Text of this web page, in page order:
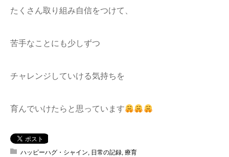
たくさん取り組み自信をつけて、
苦手なことにも少しずつ
チャレンジしていける気持ちを
育んでいけたらと思っています
ハッピーハグ・シャイン, 日常の記録, 療育